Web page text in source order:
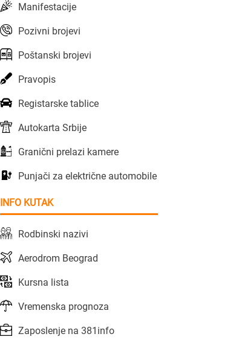
Manifestacije
Pozivni brojevi
Poštanski brojevi
Pravopis
Registarske tablice
Autokarta Srbije
Granični prelazi kamere
Punjači za električne automobile
INFO KUTAK
Rodbinski nazivi
Aerodrom Beograd
Kursna lista
Vremenska prognoza
Zaposlenje na 381info